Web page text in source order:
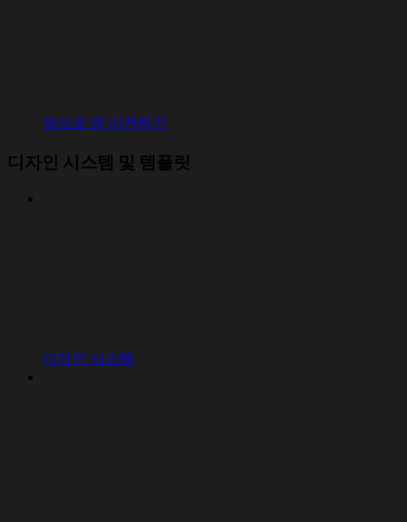
팀으로 앱 이전하기
디자인 시스템 및 템플릿
디자인 시스템